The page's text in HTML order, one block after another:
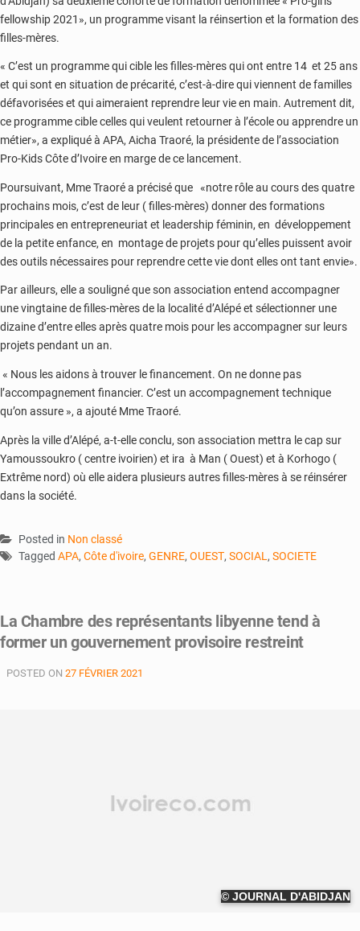
fellowship 2021», un programme visant la réinsertion et la formation des
filles-mères.
« C’est un programme qui cible les filles-mères qui ont entre 14 et 25 ans
et qui sont en situation de précarité, c’est-à-dire qui viennent de familles
défavorisées et qui aimeraient reprendre leur vie en main. Autrement dit,
ce programme cible celles qui veulent retourner à l’école ou apprendre un
métier», a expliqué à APA, Aicha Traoré, la présidente de l’association
Pro-Kids Côte d’Ivoire en marge de ce lancement.
Poursuivant, Mme Traoré a précisé que «notre rôle au cours des quatre
prochains mois, c’est de leur ( filles-mères) donner des formations
principales en entrepreneuriat et leadership féminin, en développement
de la petite enfance, en montage de projets pour qu’elles puissent avoir
des outils nécessaires pour reprendre cette vie dont elles ont tant envie».
Par ailleurs, elle a souligné que son association entend accompagner
une vingtaine de filles-mères de la localité d’Alépé et sélectionner une
dizaine d’entre elles après quatre mois pour les accompagner sur leurs
projets pendant un an.
« Nous les aidons à trouver le financement. On ne donne pas
l’accompagnement financier. C’est un accompagnement technique
qu’on assure », a ajouté Mme Traoré.
Après la ville d’Alépé, a-t-elle conclu, son association mettra le cap sur
Yamoussoukro ( centre ivoirien) et ira à Man ( Ouest) et à Korhogo (
Extrême nord) où elle aidera plusieurs autres filles-mères à se réinsérer
dans la société.
Posted in Non classé
Tagged APA, Côte d'ivoire, GENRE, OUEST, SOCIAL , SOCIETE
La Chambre des représentants libyenne tend à
former un gouvernement provisoire restreint
POSTED ON 27 FÉVRIER 2021
© JOURNAL D'ABIDJAN